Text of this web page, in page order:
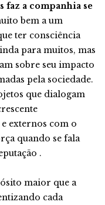
faz a companhia se
bem a um
ter consciência
para muitos, mas
sobre seu impacto
pela sociedade.
que dialogam
externos com o
quando se fala
.
maior que a
cada